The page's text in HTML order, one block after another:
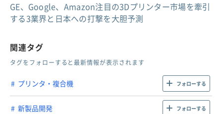
GE、Google、Amazon注目の3Dプリンター市場を牽引
する3業界と日本への打撃を大胆予測
関連タグ
タグをフォローすると最新情報が表示されます
プリンタ・複合機 フォローする
新製品開発 フォローする